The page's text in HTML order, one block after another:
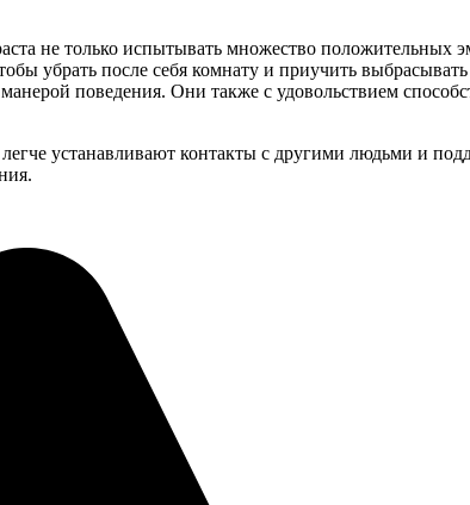
не только испытывать множество положительных
убрать после себя комнату и приучить
поведения. Они также с удовольствием
устанавливают контакты с другими людьми и